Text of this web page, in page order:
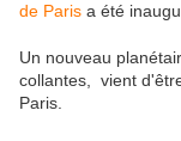
de Paris a été
Un nouveau
collantes, vient
Paris.